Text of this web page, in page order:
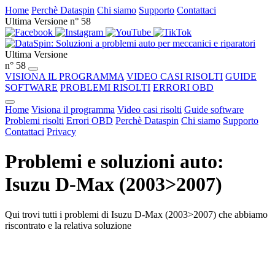
Home Perchè Dataspin Chi siamo Supporto Contattaci
Ultima Versione n° 58
Ultima Versione
n° 58
VISIONA IL PROGRAMMA VIDEO CASI RISOLTI GUIDE
SOFTWARE PROBLEMI RISOLTI ERRORI OBD
Home Visiona il programma Video casi risolti Guide software
Problemi risolti Errori OBD Perchè Dataspin Chi siamo Supporto
Contattaci Privacy
Problemi e soluzioni auto:
Isuzu D-Max (2003>2007)
Qui trovi tutti i problemi di Isuzu D-Max (2003>2007) che abbiamo
riscontrato e la relativa soluzione